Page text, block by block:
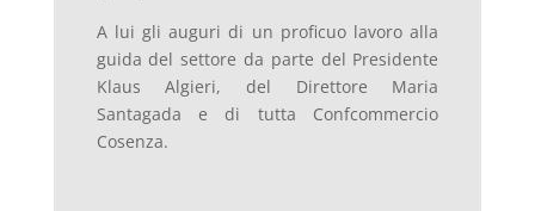
A lui gli auguri di un proficuo lavoro alla
guida del settore da parte del Presidente
Klaus Algieri, del Direttore Maria
Santagada e di tutta Confcommercio
Cosenza.